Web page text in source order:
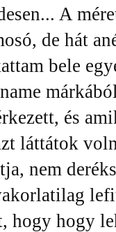
A
de hát
bele
és
láttátok
nem
hogy hogy